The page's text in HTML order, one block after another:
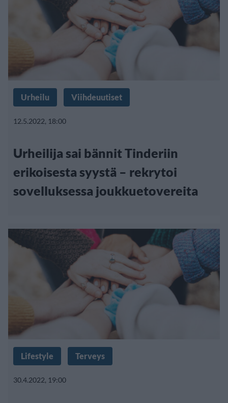
Urheilu Viihdeuutiset
12.5.2022, 18:00
Urheilija sai bännit Tinderiin
erikoisesta syystä – rekrytoi
sovelluksessa joukkuetovereita
Lifestyle Terveys
30.4.2022, 19:00